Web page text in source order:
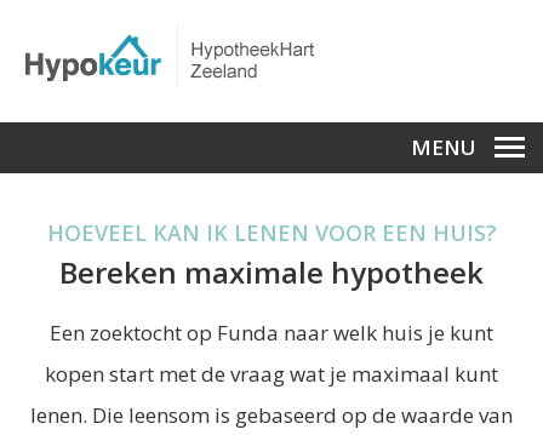
MENU
HOEVEEL KAN IK LENEN VOOR EEN HUIS?
Bereken maximale hypotheek
Een zoektocht op Funda naar welk huis je kunt
kopen start met de vraag wat je maximaal kunt
lenen. Die leensom is gebaseerd op de waarde van